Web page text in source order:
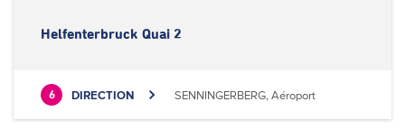
Helfenterbruck Quai 2
6 DIRECTION SENNINGERBERG, Aéroport